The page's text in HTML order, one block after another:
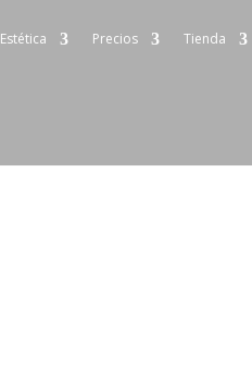
Estética Precios Tienda